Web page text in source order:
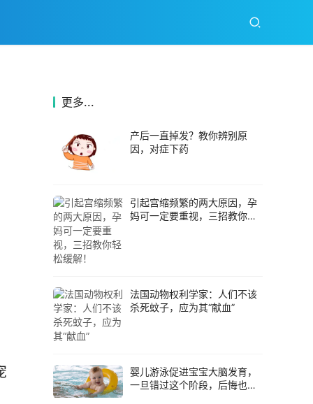
更多...
产后一直掉发？教你辨别原
因，对症下药
引起宫缩频繁的两大原因，孕
妈可一定要重视，三招教你轻
法国动物权利学家：人们不该
杀死蚊子，应为其“献血”
婴儿游泳促进宝宝大脑发育，
一旦错过这个阶段，后悔也晚